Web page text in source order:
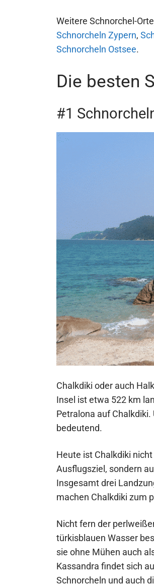
Weitere Schnorchel-
Schnorcheln Zypern,
Schnorcheln Ostsee.
Die besten
#1
Chalkdiki oder auch
Insel ist etwa 522 km
Petralona auf
bedeutend.
Heute ist Chalkdiki
Ausflugsziel, sondern
Insgesamt drei
machen Chalkdiki zum
Nicht fern der
türkisblauen Wasser
sie ohne Mühen auch
Kassandra findet sich
Schnorcheln und auch